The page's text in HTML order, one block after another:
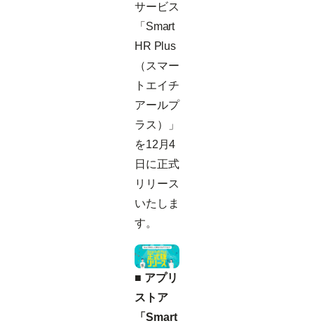
サービス
「Smart
HR Plus
（スマー
トエイチ
アールプ
ラス）」
を12月4
日に正式
リリース
いたしま
す。
■ アプリ
ストア
「Smart